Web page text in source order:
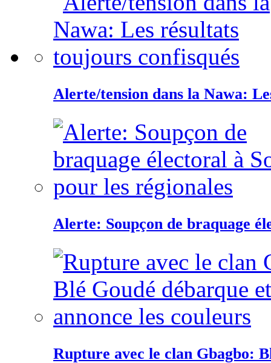
Alerte/tension dans la Nawa:
Alerte: Soupçon de braquage
Rupture avec le clan Gbagbo: